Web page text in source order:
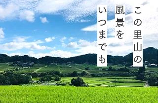
この里山の
風景を
いつまでも